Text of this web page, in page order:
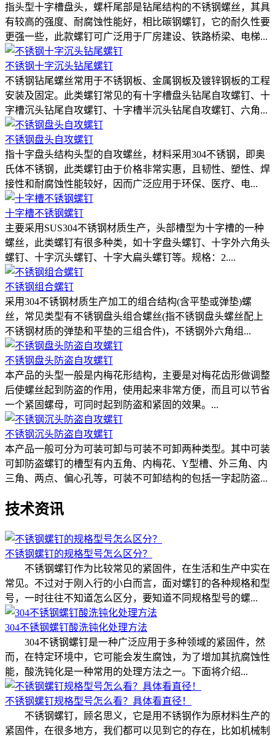
指头型十字槽盘头，螺杆尾部是钻尾结构的不锈钢螺丝，其具
有较高的强度、耐腐蚀性能好，相比碳钢螺钉，它的耐久性要
更强一些，此款螺钉可广泛用于厂房建设、铁路桥梁、电梯...
不锈钢十字沉头钻尾螺钉
不锈钢钻尾螺丝常用于不锈钢板、金属钢板及镀锌钢板的工程
安装及固定。此类螺钉常见的有十字槽盘头钻尾自攻螺钉、十
字槽沉头钻尾自攻螺钉、十字槽半沉头钻尾自攻螺钉、六角...
不锈钢盘头自攻螺钉
指十字盘头结构头型的自攻螺丝，材料采用304不锈钢，即奥
氏体不锈钢，此类螺钉由于价格非常实惠，且韧性、塑性、焊
接性和耐腐蚀性能较好，因而广泛应用于环保、医疗、电...
十字槽不锈钢螺钉
主要采用SUS304不锈钢材质生产，头部槽型为十字槽的一种
螺丝，此类螺钉有很多种类，如十字盘头螺钉、十字外六角头
螺钉、十字沉头螺钉、十字大扁头螺钉等。规格：2....
不锈钢组合螺钉
采用304不锈钢材质生产加工的组合结构(含平垫或弹垫)螺
丝，常见类型有不锈钢盘头组合螺丝(指不锈钢盘头螺丝配上
不锈钢材质的弹垫和平垫的三组合件)，不锈钢外六角组...
不锈钢盘头防盗自攻螺钉
本产品的头型一般是内梅花形结构，主要是对梅花齿形做调整
后使螺丝起到防盗的作用，使用起来非常方便，而且可以节省
一个紧固螺母，可同时起到防盗和紧固的效果。...
不锈钢沉头防盗自攻螺钉
本产品一般可分为可装可卸与可装不可卸两种类型。其中可装
可卸防盗螺钉的槽型有内五角、内梅花、Y型槽、外三角、内
三角、两点、偏心孔等，可装不可卸结构的包括一字起防盗...
技术资讯
不锈钢螺钉的规格型号怎么区分？
不锈钢螺钉作为比较常见的紧固件，在生活和生产中实在
常见。不过对于刚入行的小白而言，面对螺钉的各种规格和型
号，一时往往不知道怎么区分，要知道不同规格型号的螺...
304不锈钢螺钉酸洗钝化处理方法
304不锈钢螺钉是一种广泛应用于多种领域的紧固件，然
而，在特定环境中，它可能会发生腐蚀，为了增加其抗腐蚀性
能，酸洗钝化是一种常用的处理方法之一。下面将介绍...
不锈钢螺钉规格型号怎么看？具体看直径！
不锈钢螺钉，顾名思义，它是用不锈钢作为原材料生产的
紧固件，在很多地方，我们都可以见到它的存在，比如机械制